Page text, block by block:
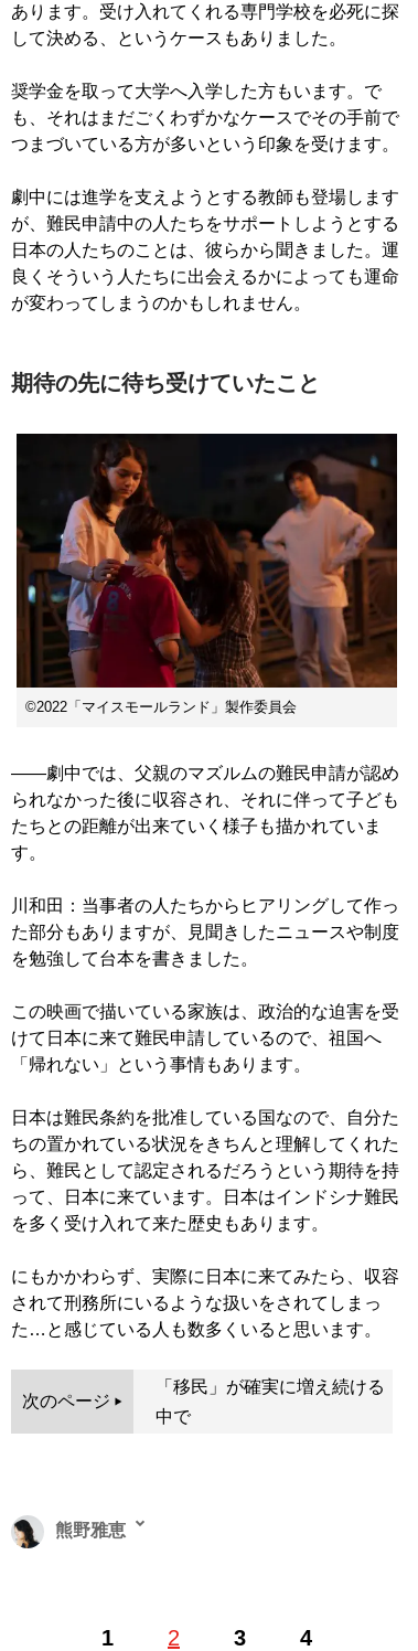
あります。受け入れてくれる専門学校を必死に探
して決める、というケースもありました。
奨学金を取って大学へ入学した方もいます。で
も、それはまだごくわずかなケースでその手前で
つまづいている方が多いという印象を受けます。
劇中には進学を支えようとする教師も登場します
が、難民申請中の人たちをサポートしようとする
日本の人たちのことは、彼らから聞きました。運
良くそういう人たちに出会えるかによっても運命
が変わってしまうのかもしれません。
期待の先に待ち受けていたこと
©︎2022「マイスモールランド」製作委員会
――劇中では、父親のマズルムの難民申請が認め
られなかった後に収容され、それに伴って子ども
たちとの距離が出来ていく様子も描かれていま
す。
川和田：当事者の人たちからヒアリングして作っ
た部分もありますが、見聞きしたニュースや制度
を勉強して台本を書きました。
この映画で描いている家族は、政治的な迫害を受
けて日本に来て難民申請しているので、祖国へ
「帰れない」という事情もあります。
日本は難民条約を批准している国なので、自分た
ちの置かれている状況をきちんと理解してくれた
ら、難民として認定されるだろうという期待を持
って、日本に来ています。日本はインドシナ難民
を多く受け入れて来た歴史もあります。
にもかかわらず、実際に日本に来てみたら、収容
されて刑務所にいるような扱いをされてしまっ
た…と感じている人も数多くいると思います。
次のページ
「移民」が確実に増え続ける
中で
1 2 3 4
熊野雅恵
員。阪南大学経済学部非常勤講師、行政書士。早稲田大